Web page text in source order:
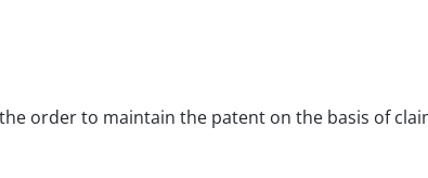
order to maintain the patent on the basis of